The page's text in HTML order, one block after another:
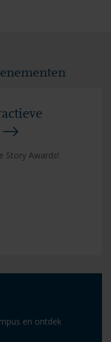
Story Awards!
en ontdek